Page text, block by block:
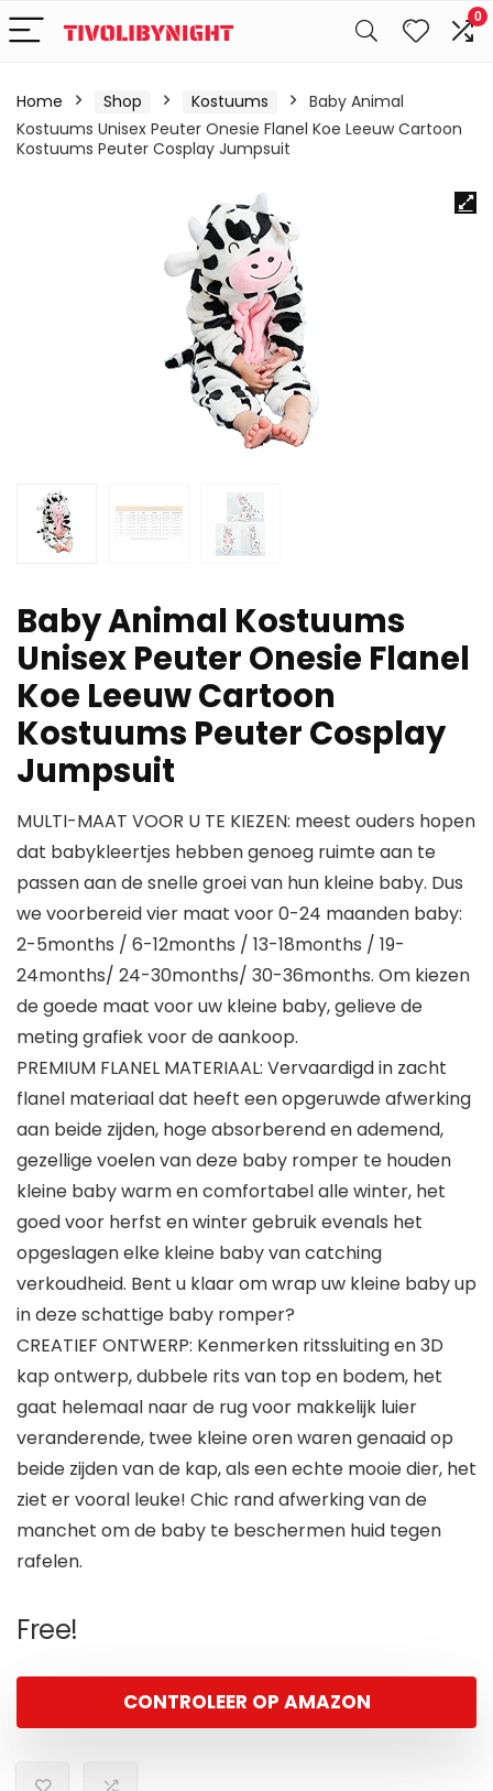
0
Home Shop Kostuums
Baby Animal
Kostuums Unisex Peuter Onesie Flanel Koe Leeuw Cartoon
Kostuums Peuter Cosplay Jumpsuit
Baby Animal Kostuums
Unisex Peuter Onesie Flanel
Koe Leeuw Cartoon
Kostuums Peuter Cosplay
Jumpsuit
MULTI-MAAT VOOR U TE KIEZEN: meest ouders hopen
dat babykleertjes hebben genoeg ruimte aan te
passen aan de snelle groei van hun kleine baby. Dus
we voorbereid vier maat voor 0-24 maanden baby:
2-5months / 6-12months / 13-18months / 19-
24months/ 24-30months/ 30-36months. Om kiezen
de goede maat voor uw kleine baby, gelieve de
meting grafiek voor de aankoop.
PREMIUM FLANEL MATERIAAL: Vervaardigd in zacht
flanel materiaal dat heeft een opgeruwde afwerking
aan beide zijden, hoge absorberend en ademend,
gezellige voelen van deze baby romper te houden
kleine baby warm en comfortabel alle winter, het
goed voor herfst en winter gebruik evenals het
opgeslagen elke kleine baby van catching
verkoudheid. Bent u klaar om wrap uw kleine baby up
in deze schattige baby romper?
CREATIEF ONTWERP: Kenmerken ritssluiting en 3D
kap ontwerp, dubbele rits van top en bodem, het
gaat helemaal naar de rug voor makkelijk luier
veranderende, twee kleine oren waren genaaid op
beide zijden van de kap, als een echte mooie dier, het
ziet er vooral leuke! Chic rand afwerking van de
manchet om de baby te beschermen huid tegen
rafelen.
Free!
CONTROLEER OP AMAZON